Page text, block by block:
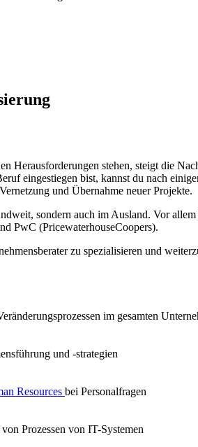
Herausforderungen stehen, steigt die
eingestiegen bist, kannst du nach
und Übernahme neuer Projekte.
sondern auch im Ausland. Vor allem
PwC (PricewaterhouseCoopers).
zu spezialisieren und
im gesamten
und -strategien
Resources bei Personalfragen
Prozessen von IT-Systemen